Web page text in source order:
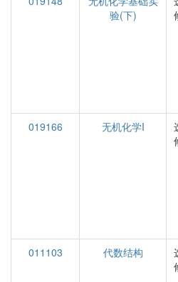
验(下)
019166
无机化学I
011103
代数结构